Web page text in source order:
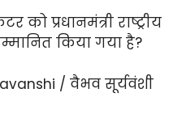
को प्रधानमंत्री राष्ट्रीय
किया गया है?
/ वैभव सूर्यवंशी